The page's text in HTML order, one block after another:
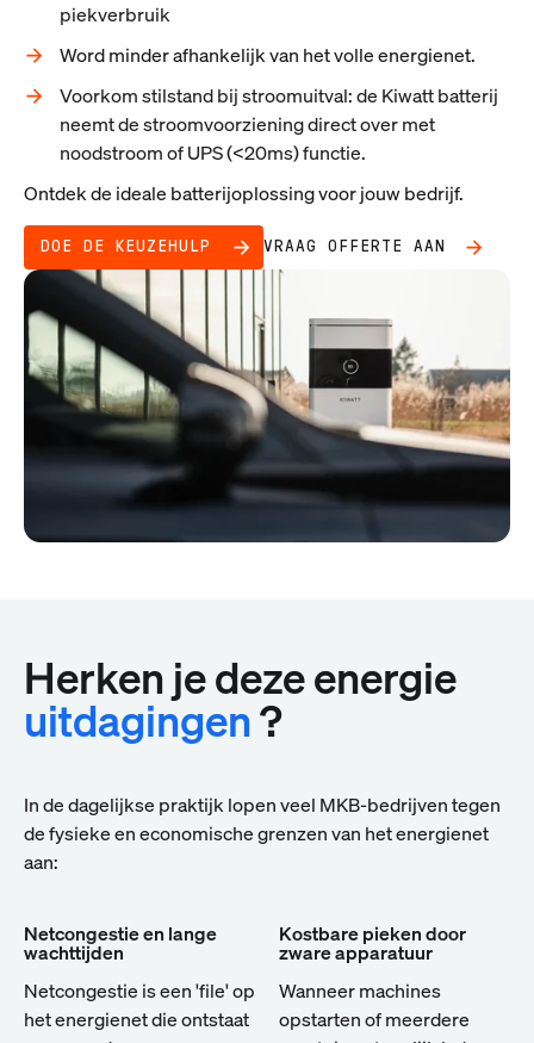
piekverbruik
Word minder afhankelijk van het volle energienet.
Voorkom stilstand bij stroomuitval: de Kiwatt batterij
neemt de stroomvoorziening direct over met
noodstroom of UPS (<20ms) functie.
Ontdek de ideale batterijoplossing voor jouw bedrijf.
DOE DE KEUZEHULP VRAAG OFFERTE AAN
Herken je deze energie
uitdagingen?
In de dagelijkse praktijk lopen veel MKB-bedrijven tegen
de fysieke en economische grenzen van het energienet
aan:
Netcongestie en lange
wachttijden
Netcongestie is een 'file' op
het energienet die ontstaat
Kostbare pieken door
zware apparatuur
Wanneer machines
opstarten of meerdere